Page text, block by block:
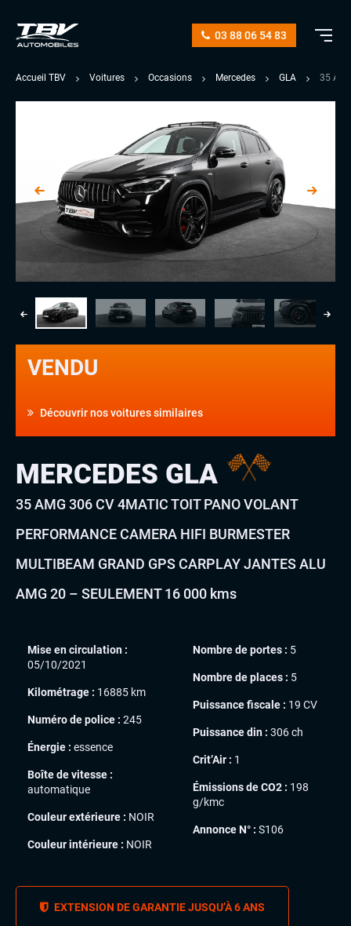
03 88 06 54 83
Accueil TBV Voitures Occasions Mercedes GLA 35
VENDU
Découvrir nos voitures similaires
MERCEDES GLA
35 AMG 306 CV 4MATIC TOIT PANO VOLANT
PERFORMANCE CAMERA HIFI BURMESTER
MULTIBEAM GRAND GPS CARPLAY JANTES ALU
AMG 20 – SEULEMENT 16 000 kms
Mise en circulation :
05/10/2021
Kilométrage : 16885 km
Numéro de police : 245
Énergie : essence
Boîte de vitesse :
automatique
Couleur extérieure : NOIR
Couleur intérieure : NOIR
Nombre de portes : 5
Nombre de places : 5
Puissance fiscale : 19 CV
Puissance din : 306 ch
Crit’Air : 1
Émissions de CO2 : 198
g/kmc
Annonce N° : S106
EXTENSION DE GARANTIE JUSQU’À 6 ANS